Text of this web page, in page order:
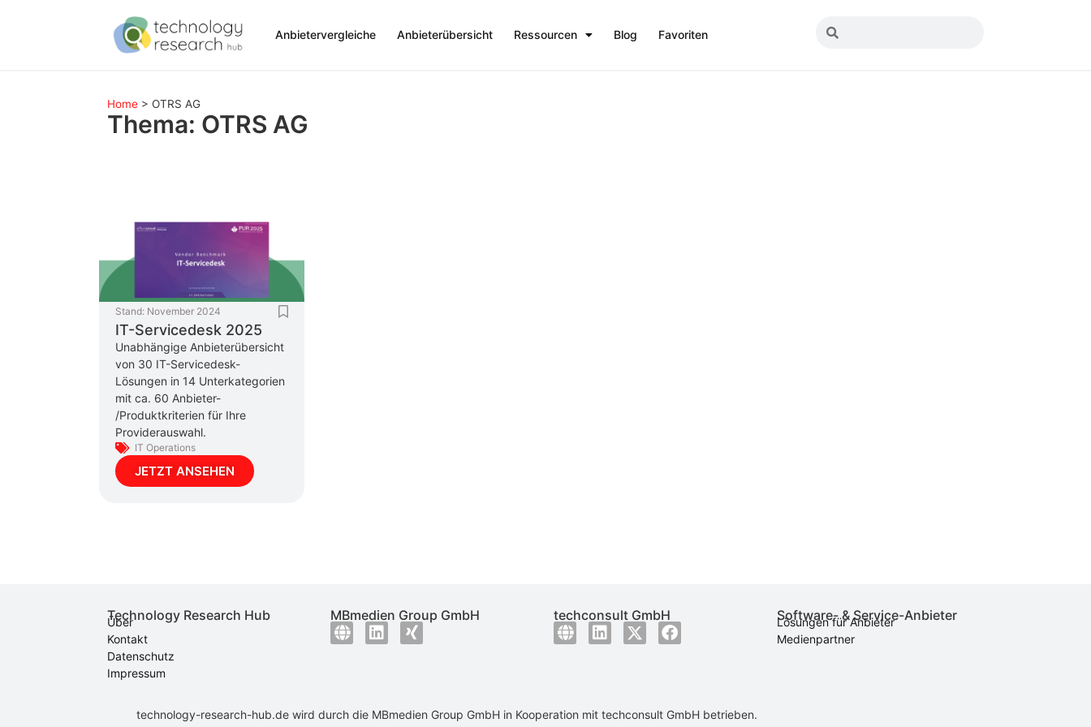
Anbietervergleiche Anbieterübersicht Ressourcen Blog Favoriten
Home > OTRS AG
Thema: OTRS AG
Stand: November 2024
IT-Servicedesk 2025
Unabhängige Anbieterübersicht
von 30 IT-Servicedesk-
Lösungen in 14 Unterkategorien
mit ca. 60 Anbieter-
/Produktkriterien für Ihre
Providerauswahl.
IT Operations
JETZT ANSEHEN
Technology Research Hub
Über
Kontakt
Datenschutz
Impressum
MBmedien Group GmbH techconsult GmbH Software- & Service-Anbieter
Lösungen für Anbieter
Medienpartner
technology-research-hub.de wird durch die MBmedien Group GmbHin Kooperation mit techconsult GmbHbetrieben.